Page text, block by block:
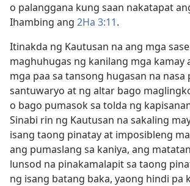
o palanggana kung saan nakatapat
Ihambing ang 2Ha 3:11.
Itinakda ng Kautusan na ang mga
maghuhugas ng kanilang mga kamay
mga paa sa tansong hugasan na nasa
santuwaryo at ng altar bago
o bago pumasok sa tolda ng
Sinabi rin ng Kautusan na sakaling
isang taong pinatay at imposibleng
ang pumaslang sa kaniya, ang
lunsod na pinakamalapit sa taong
ng isang batang baka, yaong hindi pa